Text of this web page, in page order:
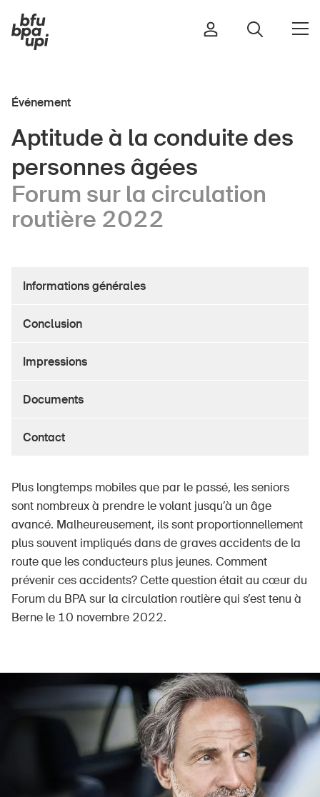
Sport et activité physique
Maison et jardin
Bâtiments et installations
École
Politique
Campagnes
Commander et télécharger
Cours et événements
Aspects juridiques
Délégués à la sécurité et communes
Contact et conseil
Événement
Aptitude à la conduite des
personnes âgées
Forum sur la circulation
routière 2022
Informations générales
Conclusion
Impressions
Documents
Contact
Plus longtemps mobiles que par le passé, les seniors
sont nombreux à prendre le volant jusqu’à un âge
avancé. Malheureusement, ils sont proportionnellement
plus souvent impliqués dans de graves accidents de la
route que les conducteurs plus jeunes. Comment
prévenir ces accidents? Cette question était au cœur du
Forum du BPA sur la circulation routière qui s’est tenu à
Berne le 10 novembre 2022.
le sport vous tient à cœur.